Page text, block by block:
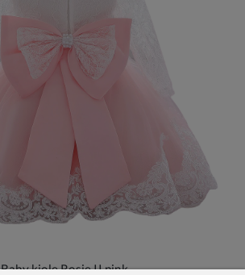
Baby kjole Rosie II pink